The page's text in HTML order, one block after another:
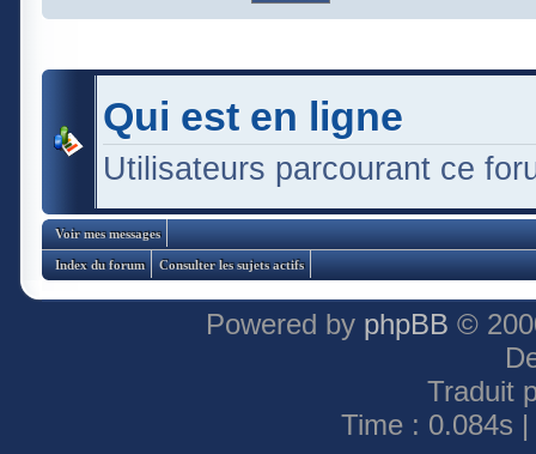
Qui est en ligne
Utilisateurs parcourant ce
Voir mes messages
Index du forum Consulter les sujets actifs
Powered by phpBB ©
Traduit
Time : 0.084s